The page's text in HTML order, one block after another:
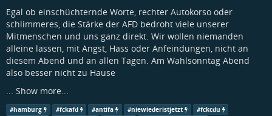
Egal ob einschüchternde Worte, rechter Autokorso oder
schlimmeres, die Stärke der AFD bedroht viele unserer
Mitmenschen und uns ganz direkt. Wir wollen niemanden
alleine lassen, mit Angst, Hass oder Anfeindungen, nicht an
diesem Abend und an allen Tagen. Am Wahlsonntag Abend
also besser nicht zu Hause
... Show more...
#hamburg #fckafd #antifa #niewiederistjetzt #fckcdu